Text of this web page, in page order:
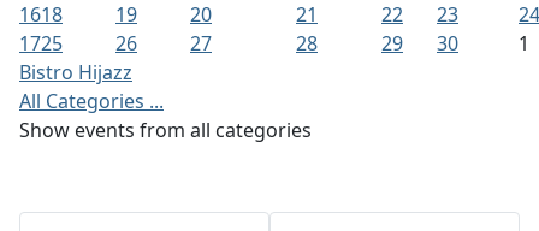
1618 19 20 21 22 23
24
1725 26 27 28 29 30
1
Bistro Hijazz
All Categories ...
Show events from all categories